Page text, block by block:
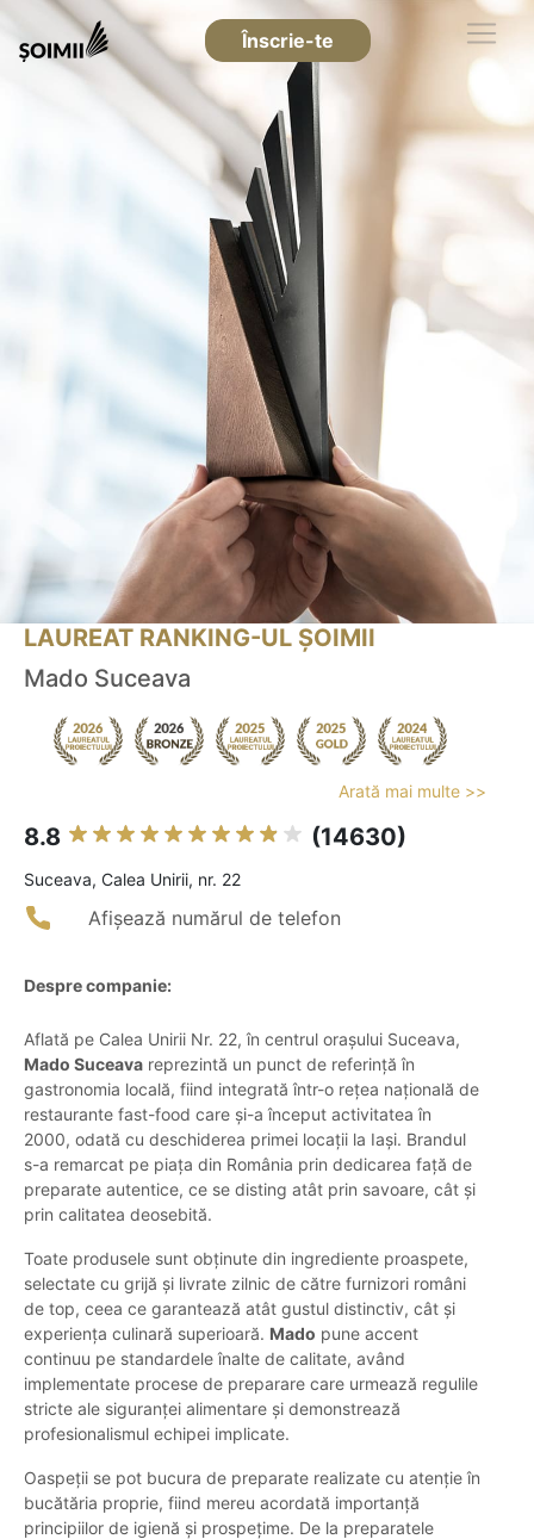
Înscrie-te
LAUREAT RANKING-UL ȘOIMII
Mado Suceava
Arată mai multe >>
8.8 (14630)
Suceava, Calea Unirii, nr. 22
Afișează numărul de telefon
Despre companie:
Aflată pe Calea Unirii Nr. 22, în centrul orașului Suceava,
Mado Suceava reprezintă un punct de referință în
gastronomia locală, fiind integrată într-o rețea națională de
restaurante fast-food care și-a început activitatea în
2000, odată cu deschiderea primei locații la Iași. Brandul
s-a remarcat pe piața din România prin dedicarea față de
preparate autentice, ce se disting atât prin savoare, cât și
prin calitatea deosebită.
Toate produsele sunt obținute din ingrediente proaspete,
selectate cu grijă și livrate zilnic de către furnizori români
de top, ceea ce garantează atât gustul distinctiv, cât și
experiența culinară superioară. Mado pune accent
continuu pe standardele înalte de calitate, având
implementate procese de preparare care urmează regulile
stricte ale siguranței alimentare și demonstrează
profesionalismul echipei implicate.
Oaspeții se pot bucura de preparate realizate cu atenție în
bucătăria proprie, fiind mereu acordată importanță
principiilor de igienă și prospețime. De la preparatele